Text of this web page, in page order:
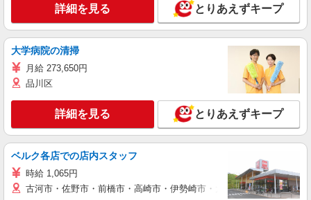
詳細を見る とりあえずキープ
大学病院の清掃
月給 273,650円
品川区
詳細を見る とりあえずキープ
ベルク各店での店内スタッフ
時給 1,065円
古河市・佐野市・前橋市・高崎市・伊勢崎市・太田市・館林市・藤